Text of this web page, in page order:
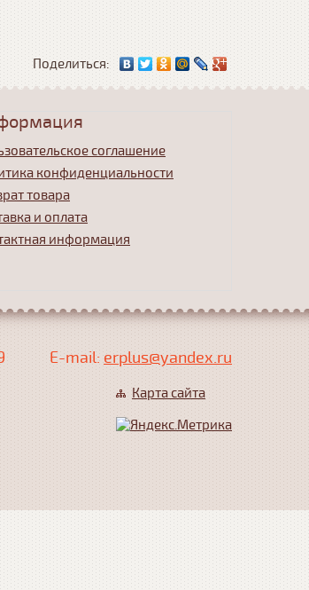
Поделиться:
соглашение
конфиденциальности
товара
и оплата
информация
Е-mail: erplus@yandex.ru
Карта сайта